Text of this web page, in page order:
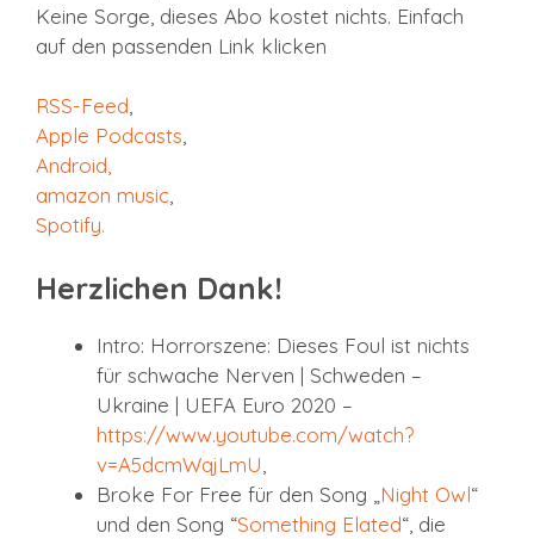
Keine Sorge, dieses Abo kostet nichts. Einfach
auf den passenden Link klicken
RSS-Feed
Apple Podcasts
Android,
amazon music
Spotify.
Herzlichen Dank!
Intro: Horrorszene: Dieses Foul ist nichts
für schwache Nerven | Schweden –
Ukraine | UEFA Euro 2020 –
https://www.youtube.com/watch?
v=A5dcmWqjLmU
Broke For Free für den Song „ Night Owl“
und den Song “Something Elated“, die